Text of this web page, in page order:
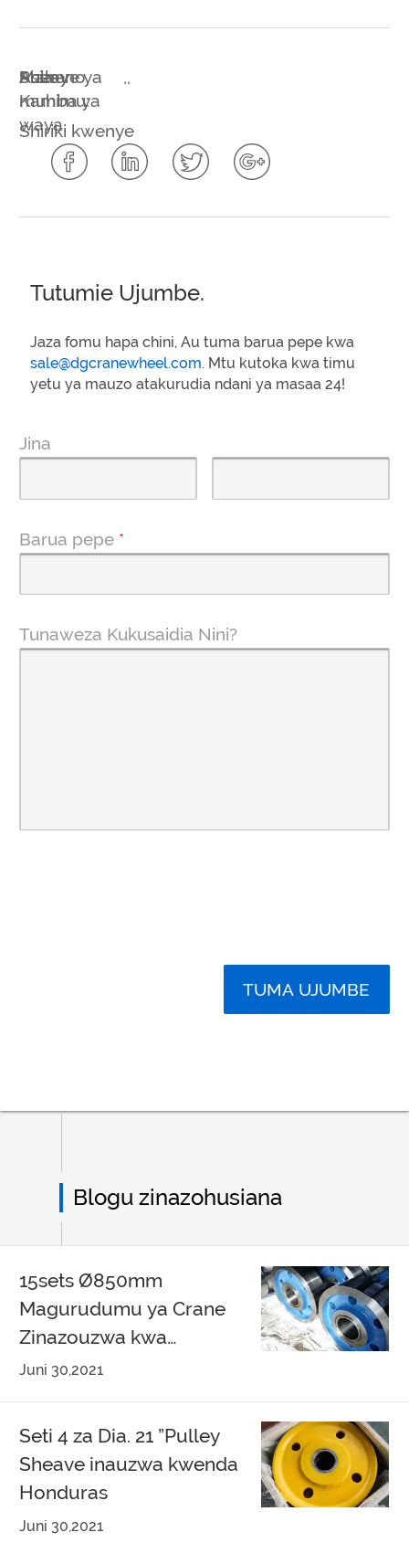
Maneno
muhimu:
Asia ,
Pulley ,
Sheave ya
Kamba ya
waya
Shiriki kwenye
Tutumie Ujumbe.
Jaza fomu hapa chini, Au tuma barua pepe kwa
sale@dgcranewheel.com. Mtu kutoka kwa timu
yetu ya mauzo atakurudia ndani ya masaa 24!
Jina
Barua pepe *
Tunaweza Kukusaidia Nini?
TUMA UJUMBE
Blogu zinazohusiana
15sets Ø850mm
Magurudumu ya Crane
Zinazouzwa kwa
Singapore
Juni 30,2021
Seti 4 za Dia. 21 ”Pulley
Sheave inauzwa kwenda
Honduras
Juni 30,2021